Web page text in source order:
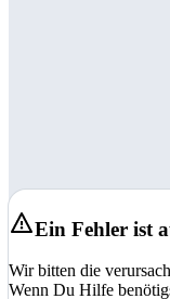
Ein Fehler ist
Wir bitten die
Wenn Du Hilfe